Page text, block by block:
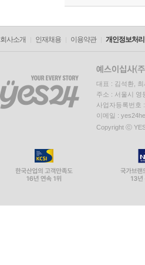
회사소개 인재채용 이용약관 개인정보처
대표 : 김석환,
주소 : 서울시 영
사업자등록번호
이메일 :
Copyright ⓒ